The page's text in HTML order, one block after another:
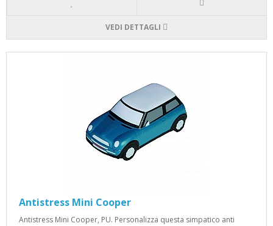
VEDI DETTAGLI
Antistress Mini Cooper
Antistress Mini Cooper, PU. Personalizza questa simpatico anti